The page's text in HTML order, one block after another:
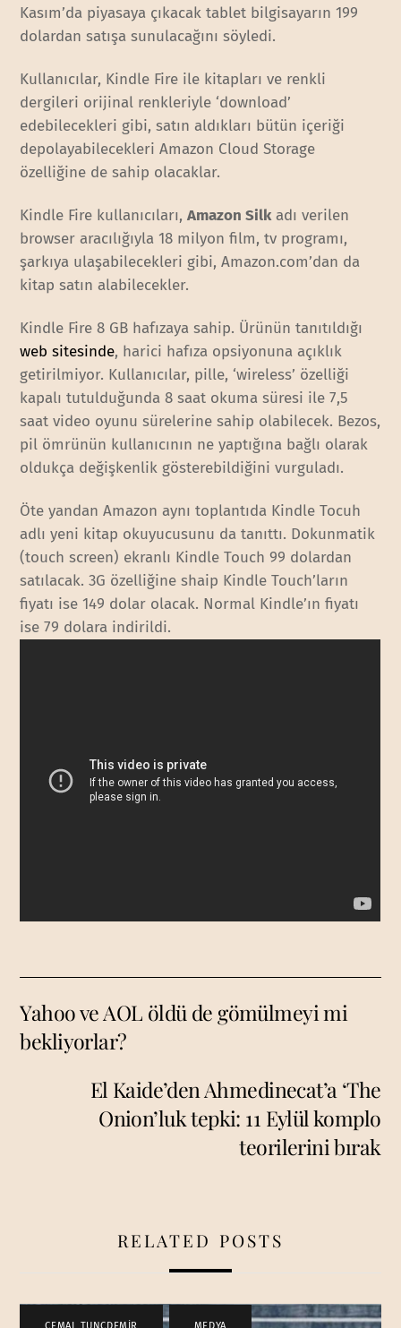
Kasım’da piyasaya çıkacak tablet bilgisayarın 199
dolardan satışa sunulacağını söyledi.
Kullanıcılar, Kindle Fire ile kitapları ve renkli
dergileri orijinal renkleriyle ‘download’
edebilecekleri gibi, satın aldıkları bütün içeriği
depolayabilecekleri Amazon Cloud Storage
özelliğine de sahip olacaklar.
Kindle Fire kullanıcıları,Amazon Silkadı verilen
browser aracılığıyla 18 milyon film, tv programı,
şarkıya ulaşabilecekleri gibi, Amazon.com’dan da
kitap satın alabilecekler.
Kindle Fire 8 GB hafızaya sahip. Ürünün tanıtıldığı
web sitesinde, harici hafıza opsiyonuna açıklık
getirilmiyor. Kullanıcılar, pille, ‘wireless’ özelliği
kapalı tutulduğunda 8 saat okuma süresi ile 7,5
saat video oyunu sürelerine sahip olabilecek. Bezos,
pil ömrünün kullanıcının ne yaptığına bağlı olarak
oldukça değişkenlik gösterebildiğini vurguladı.
Öte yandan Amazon aynı toplantıda Kindle Tocuh
adlı yeni kitap okuyucusunu da tanıttı. Dokunmatik
(touch screen) ekranlı Kindle Touch 99 dolardan
satılacak. 3G özelliğine shaip Kindle Touch’ların
fiyatı ise 149 dolar olacak. Normal Kindle’ın fiyatı
ise 79 dolara indirildi.
Yahoo ve AOL öldü de gömülmeyi mi
bekliyorlar?
El Kaide’den Ahmedinecat’a ‘The
Onion’luk tepki: 11 Eylül komplo
teorilerini bırak
RELATED POSTS
CEMAL TUNCDEMİR , MEDYA